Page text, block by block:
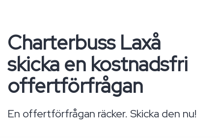
Charterbuss Laxå
skicka en kostnadsfri
offertförfrågan
En offertförfrågan räcker. Skicka den nu!